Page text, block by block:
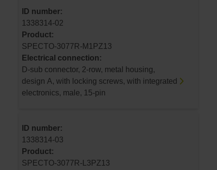
ID number:
1338314-02
Product:
SPECTO-3077R-M1PZ13
Electrical connection:
D-sub connector, 2-row, metal housing,
design A, with locking screws, with integrated
electronics, male, 15-pin
ID number:
1338314-03
Product:
SPECTO-3077R-L3PZ13